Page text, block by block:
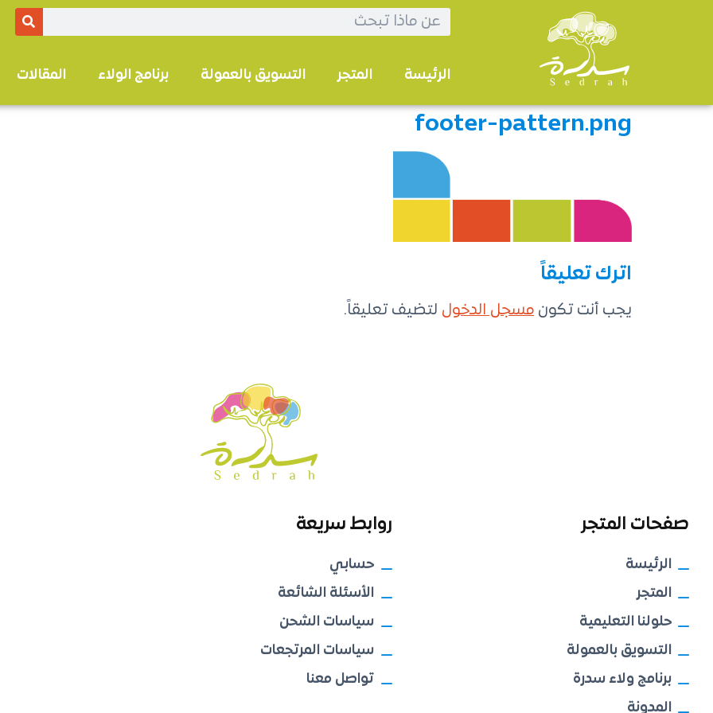
الرئيسة المتجر التسويق بالعمولة برنامج الولاء المقالات
footer-pattern.png
اترك تعليقاً
يجب أنت تكون مسجل الدخول لتضيف تعليقاً.
صفحات المتجر
الرئيسة
المتجر
حلولنا التعليمية
التسويق بالعمولة
برنامج ولاء سدرة
المدونة
روابط سريعة
حسابي
الأسئلة الشائعة
سياسات الشحن
سياسات المرتجعات
تواصل معنا